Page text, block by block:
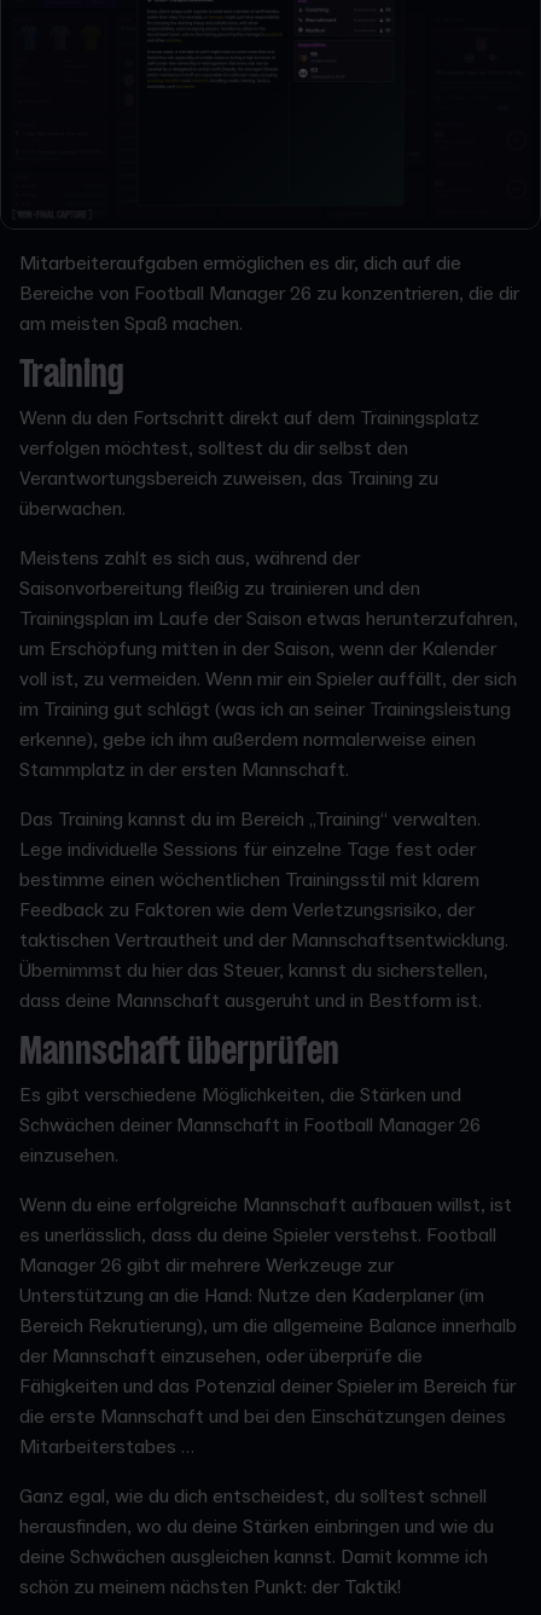
Mitarbeiteraufgaben ermöglichen es dir, dich auf die
Bereiche von Football Manager 26 zu konzentrieren, die dir
am meisten Spaß machen.
Training
Wenn du den Fortschritt direkt auf dem Trainingsplatz
verfolgen möchtest, solltest du dir selbst den
Verantwortungsbereich zuweisen, das Training zu
überwachen.
Meistens zahlt es sich aus, während der
Saisonvorbereitung fleißig zu trainieren und den
Trainingsplan im Laufe der Saison etwas herunterzufahren,
um Erschöpfung mitten in der Saison, wenn der Kalender
voll ist, zu vermeiden. Wenn mir ein Spieler auffällt, der sich
im Training gut schlägt (was ich an seiner Trainingsleistung
erkenne), gebe ich ihm außerdem normalerweise einen
Stammplatz in der ersten Mannschaft.
Das Training kannst du im Bereich „Training“ verwalten.
Lege individuelle Sessions für einzelne Tage fest oder
bestimme einen wöchentlichen Trainingsstil mit klarem
Feedback zu Faktoren wie dem Verletzungsrisiko, der
taktischen Vertrautheit und der Mannschaftsentwicklung.
Übernimmst du hier das Steuer, kannst du sicherstellen,
dass deine Mannschaft ausgeruht und in Bestform ist.
Mannschaft überprüfen
Es gibt verschiedene Möglichkeiten, die Stärken und
Schwächen deiner Mannschaft in Football Manager 26
einzusehen.
Wenn du eine erfolgreiche Mannschaft aufbauen willst, ist
es unerlässlich, dass du deine Spieler verstehst. Football
Manager 26 gibt dir mehrere Werkzeuge zur
Unterstützung an die Hand: Nutze den Kaderplaner (im
Bereich Rekrutierung), um die allgemeine Balance innerhalb
der Mannschaft einzusehen, oder überprüfe die
Fähigkeiten und das Potenzial deiner Spieler im Bereich für
die erste Mannschaft und bei den Einschätzungen deines
Mitarbeiterstabes …
Ganz egal, wie du dich entscheidest, du solltest schnell
herausfinden, wo du deine Stärken einbringen und wie du
deine Schwächen ausgleichen kannst. Damit komme ich
schön zu meinem nächsten Punkt: der Taktik!